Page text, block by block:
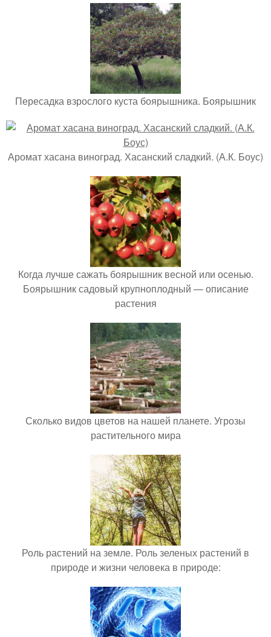
Пересадка взрослого куста боярышника. Боярышник
Аромат хасана виноград. Хасанский сладкий. (А.К. Боус)
Когда лучше сажать боярышник весной или осенью.
Боярышник садовый крупноплодный — описание
растения
Сколько видов цветов на нашей планете. Угрозы
растительного мира
Роль растений на земле. Роль зеленых растений в
природе и жизни человека в природе: